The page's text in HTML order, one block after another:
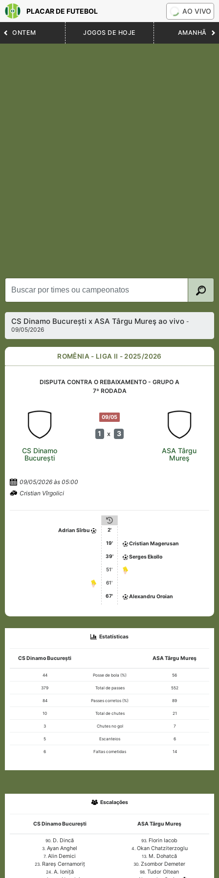
PLACAR DE FUTEBOL AO VIVO
ONTEM JOGOS DE HOJE AMANHÃ
CS Dinamo București x ASA Târgu Mureş ao vivo-
09/05/2026
ROMÊNIA - LIGA II - 2025/2026
DISPUTA CONTRA O REBAIXAMENTO - GRUPO A
7ª RODADA
09/05
1 x 3
CS Dinamo
București
ASA Târgu
Mureş
09/05/2026 às 05:00
Cristian Vîrgolici
Adrian Sîrbu 2'
19' Cristian Magerusan
39' Serges Ekollo
51'
61'
67' Alexandru Oroian
Estatísticas
CS Dinamo București ASA Târgu Mureş
44 Posse de bola (%) 56
379 Total de passes 552
84 Passes corretos (%) 89
10 Total de chutes 21
3 Chutes no gol 7
5 Escanteios 6
6 Faltas cometidas 14
Escalações
CS Dinamo București ASA Târgu Mureş
90. D. Dincă
3. Ayan Anghel
7. Alin Demici
23.Rareș Cernamoriț
24. A. Ioniță
93. Florin Iacob
4. Okan Chatziterzoglu
13. M. Dohatcă
30. Zsombor Demeter
98. Tudor Oltean